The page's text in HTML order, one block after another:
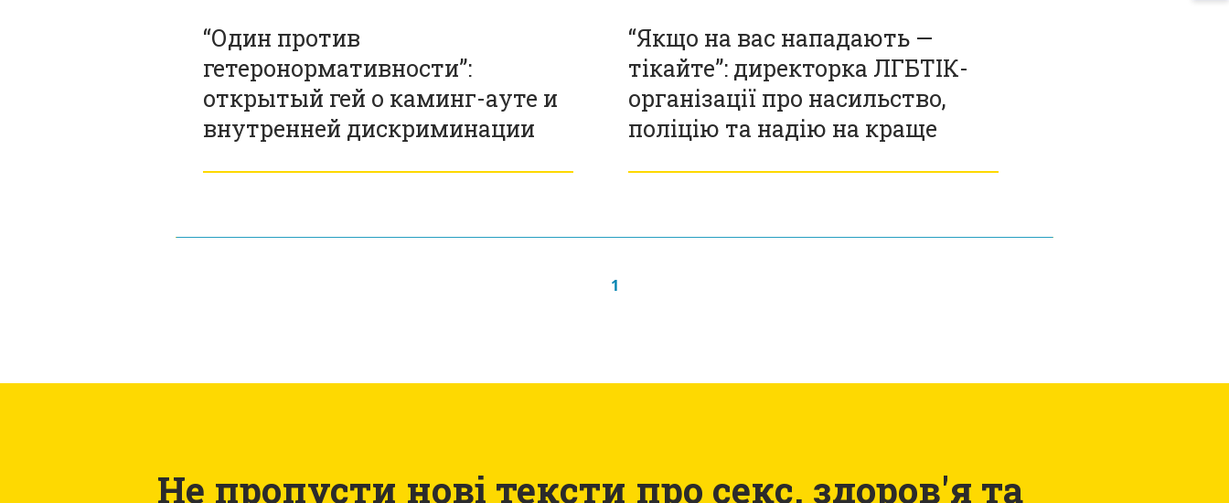
“Один против
гетеронормативности”:
открытый гей о каминг-ауте и
внутренней дискриминации
“Якщо на вас нападають —
тікайте”: директорка ЛГБТІК-
організації про насильство,
поліцію та надію на краще
1
Не пропусти нові тексти про секс, здоров'я та